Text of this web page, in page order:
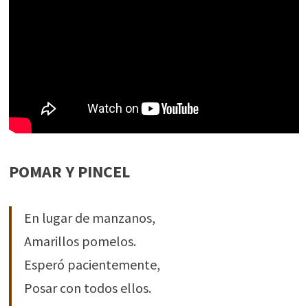
POMAR Y PINCEL
En lugar de manzanos,
Amarillos pomelos.
Esperó pacientemente,
Posar con todos ellos.